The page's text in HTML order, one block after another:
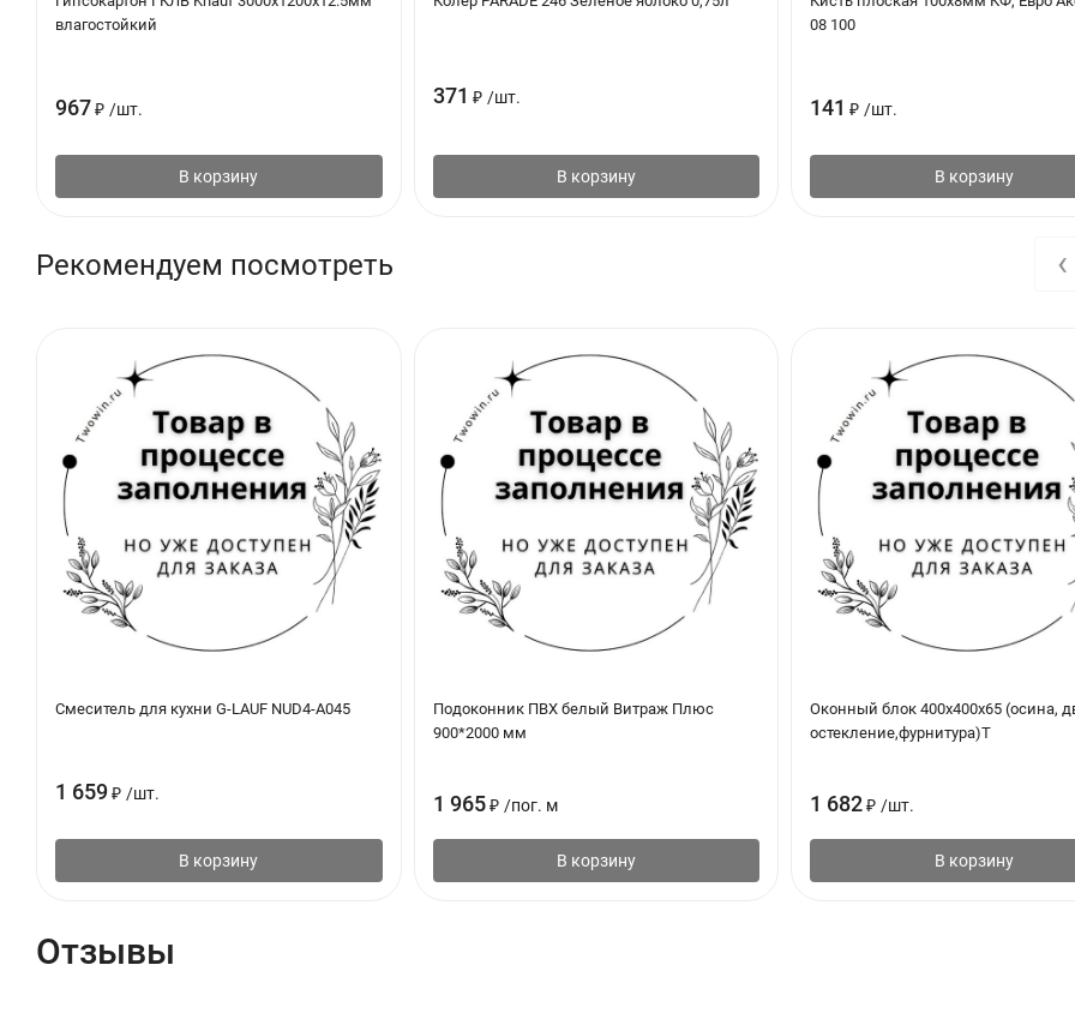
влагостойкий
967₽ /шт.
В корзину
371 ₽ /шт.
В корзину
08 100
141 ₽ /шт.
В корзину
Рекомендуем посмотреть
Смеситель для кухни G-LAUF NUD4-A045
1 659₽ /шт.
В корзину
Подоконник ПВХ белый Витраж Плюс
900*2000 мм
1 965 ₽ /пог. м
В корзину
Оконный блок 400х400х65 (осина,
остекление,фурнитура)Т
1 682 ₽ /шт.
В корзину
‹
Отзывы